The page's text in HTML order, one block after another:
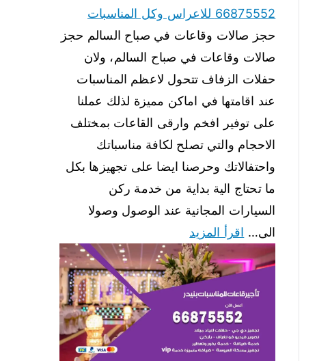
66875552 للاعراس وكل المناسبات
حجز صالات وقاعات في صباح السالم حجز
صالات وقاعات في صباح السالم، ولان
حفلات الزفاف تتحول لاعظم المناسبات
عند اقامتها في اماكن مميزة لذلك عملنا
على توفير افخم وارقى القاعات بمختلف
الاحجام والتي تصلح لكافة مناسباتك
واحتفالاتك وحرصنا ايضا على تجهيزها بكل
ما تحتاج الية بداية من خدمة ركن
السيارات المجانية عند الوصول وصولا
الى… اقرأ المزيد